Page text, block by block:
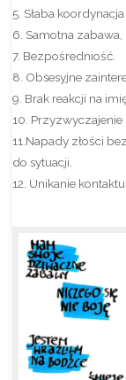
5. Słaba
6. Samotna zabawa,
7. Bezpośredniość.
8. Obsesyjne
9. Brak reakcji na
10.
11.Napady złości
do sytuacji.
12. Unikanie